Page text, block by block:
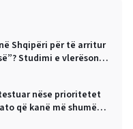
Shqipëri për të arritur
Studimi e vlerëson
vit
nëse prioritetet
që kanë më shumë